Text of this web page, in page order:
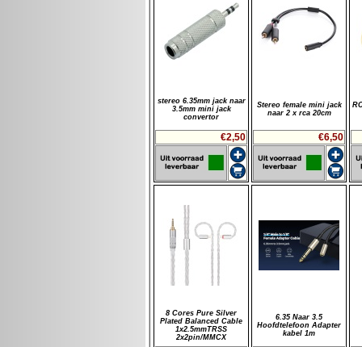
stereo 6.35mm jack naar
3.5mm mini jack
convertor
€2,50
Stereo female mini jack
naar 2 x rca 20cm
€6,50
8 Cores Pure Silver
Plated Balanced Cable
1x2.5mmTRSS
2x2pin/MMCX
6.35 Naar 3.5
Hoofdtelefoon Adapter
kabel 1m